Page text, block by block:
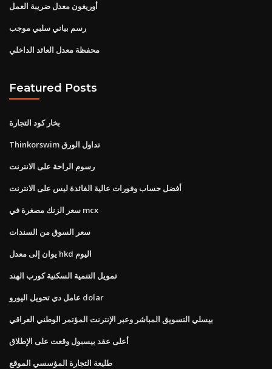
أوريغون معدل ضريبة العمل
رسم بياني سلبي موجب
محفظة معدل العائد الداخلي
Featured Posts
بخار كود التجارة
Thinkorswim تداول الورق
رسوم الراحة على الانترنت
أفضل حساب وفورات عالية الفائدة ليس على الانترنت
سعر الزنك مصغرة في mcx
سعر السوق من السندات
يوان إلى معدل hkd اليوم
تمويل التنمية السكنية كورب الهند
عامل دي تحويل اليورو dolar
بيسلي التسويق المباشر وعبر الإنترنت المؤتمر الوطني العراقي
أعلى عقد بيسبول وقعت على الإطلاق
طليعة التجارة المؤسسي الموقع